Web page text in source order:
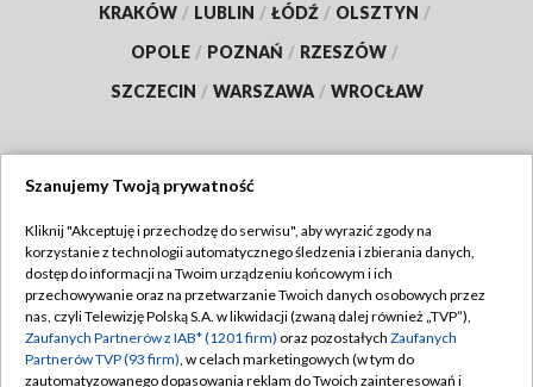
KRAKÓW / LUBLIN / ŁÓDŹ / OLSZTYN /
OPOLE / POZNAŃ / RZESZÓW /
SZCZECIN / WARSZAWA / WROCŁAW
TVP
Abonament TVP
Emisja w TVP
Centrum informacji TVP
Regulamin TVP
Polityka prywatności
Moje zgody
Szanujemy Twoją prywatność
Kliknij "Akceptuję i przechodzę do serwisu", aby wyrazić zgody na
korzystanie z technologii automatycznego śledzenia i zbierania danych,
dostęp do informacji na Twoim urządzeniu końcowym i ich
przechowywanie oraz na przetwarzanie Twoich danych osobowych przez
nas, czyli Telewizję Polską S.A. w likwidacji (zwaną dalej również „TVP”),
Zaufanych Partnerów z IAB* (1201 firm) oraz pozostałych Zaufanych
Partnerów TVP (93 firm), w celach marketingowych (w tym do
zautomatyzowanego dopasowania reklam do Twoich zainteresowań i